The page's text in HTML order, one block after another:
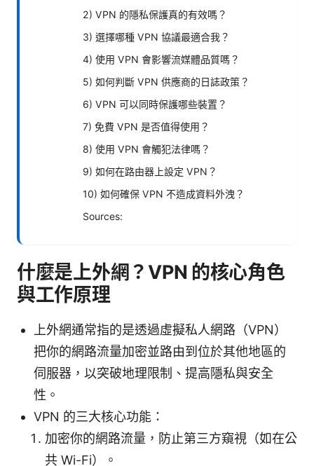
2) VPN 的隱私保護真的有效嗎？
3) 選擇哪種 VPN 協議最適合我？
4) 使用 VPN 會影響流媒體品質嗎？
5) 如何判斷 VPN 供應商的日誌政策？
6) VPN 可以同時保護哪些裝置？
7) 免費 VPN 是否值得使用？
8) 使用 VPN 會觸犯法律嗎？
9) 如何在路由器上設定 VPN？
10) 如何確保 VPN 不造成資料外洩？
Sources:
什麼是上外網？VPN 的核心角色
與工作原理
上外網通常指的是透過虛擬私人網路（VPN）
把你的網路流量加密並路由到位於其他地區的
伺服器，以突破地理限制、提高隱私與安全
性。
VPN 的三大核心功能：
加密你的網路流量，防止第三方窺視（如在公
共 Wi-Fi）。